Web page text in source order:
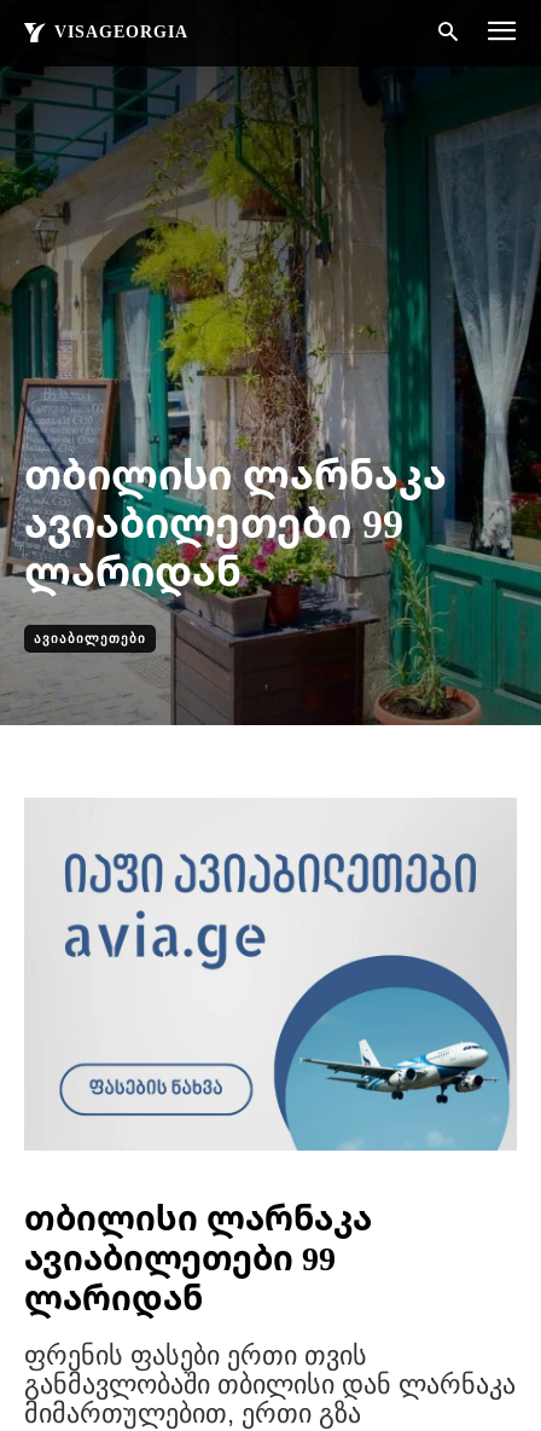
VISAGEORGIA
თბილისი ლარნაკა
ავიაბილეთები 99
ლარიდან
ᲐᲕᲘᲐᲑᲘᲚᲔᲗᲔᲑᲘ
თბილისი ლარნაკა
ავიაბილეთები 99
ლარიდან
ფრენის ფასები ერთი თვის
განმავლობაში თბილისი დან ლარნაკა
მიმართულებით, ერთი გზა